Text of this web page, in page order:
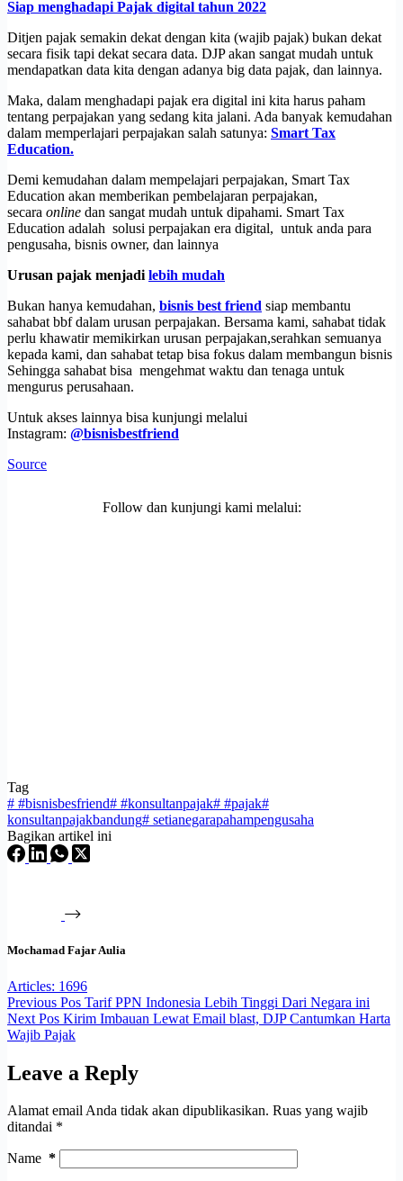
Siap menghadapi Pajak digital tahun 2022
Ditjen pajak semakin dekat dengan kita (wajib pajak) bukan dekat
secara fisik tapi dekat secara data. DJP akan sangat mudah untuk
mendapatkan data kita dengan adanya big data pajak, dan lainnya.
Maka, dalam menghadapi pajak era digital ini kita harus paham
tentang perpajakan yang sedang kita jalani. Ada banyak kemudahan
dalam memperlajari perpajakan salah satunya: Smart Tax
Education.
Demi kemudahan dalam mempelajari perpajakan, Smart Tax
Education akan memberikan pembelajaran perpajakan,
secara online dan sangat mudah untuk dipahami. Smart Tax
Education adalah solusi perpajakan era digital, untuk anda para
pengusaha, bisnis owner, dan lainnya
Urusan pajak menjadi lebih mudah
Bukan hanya kemudahan, bisnis best friend siap membantu
sahabat bbf dalam urusan perpajakan. Bersama kami, sahabat tidak
perlu khawatir memikirkan urusan perpajakan,serahkan semuanya
kepada kami, dan sahabat tetap bisa fokus dalam membangun bisnis
Sehingga sahabat bisa mengehmat waktu dan tenaga untuk
mengurus perusahaan.
Untuk akses lainnya bisa kunjungi melalui
Instagram: @bisnisbestfriend
Source
Follow dan kunjungi kami melalui:
Tag
# #bisnisbesfriend# #konsultanpajak# #pajak#
konsultanpajakbandung# setianegarapahampengusaha
Bagikan artikel ini
Mochamad Fajar Aulia
Articles: 1696
Previous Pos Tarif PPN Indonesia Lebih Tinggi Dari Negara ini
Next Pos Kirim Imbauan Lewat Email blast, DJP Cantumkan Harta
Wajib Pajak
Leave a Reply
Alamat email Anda tidak akan dipublikasikan. Ruas yang wajib
ditandai *
Name *